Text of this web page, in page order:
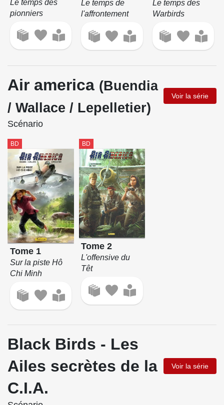
Le temps des
pionniers
Le temps de
l'affrontement
Le temps des
Warbirds
Air america (Buendia
/ Wallace / Lepelletier)
Voir la série
Scénario
BD
Tome 1
Sur la piste Hô
Chi Minh
BD
Tome 2
L'offensive du
Têt
Black Birds - Les
Ailes secrètes de la
C.I.A.
Voir la série